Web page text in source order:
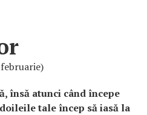
însă atunci când începe
tale încep să iasă la